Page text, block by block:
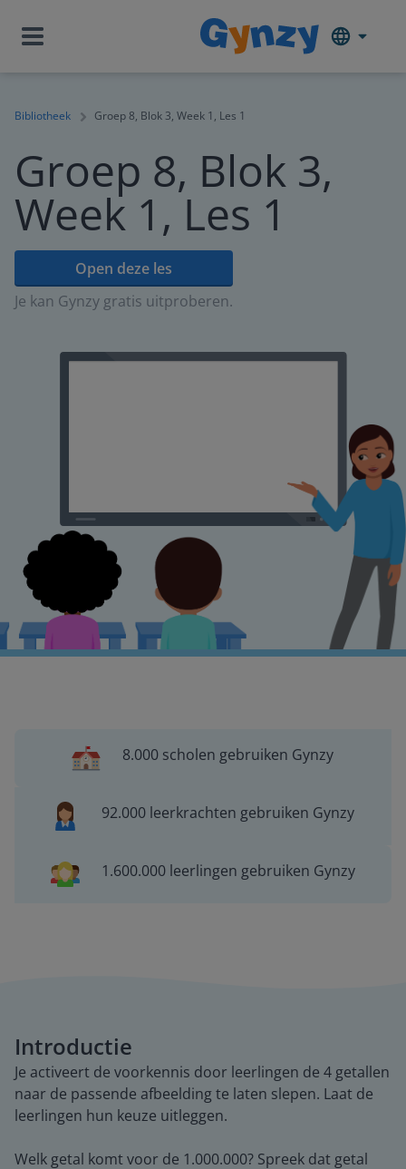
Bibliotheek Groep 8, Blok 3, Week 1, Les 1
Groep 8, Blok 3,
Week 1, Les 1
Open deze les
Je kan Gynzy gratis uitproberen.
8.000 scholen gebruiken Gynzy
92.000 leerkrachten gebruiken Gynzy
1.600.000 leerlingen gebruiken Gynzy
Introductie
Je activeert de voorkennis door leerlingen de 4 getallen
naar de passende afbeelding te laten slepen. Laat de
leerlingen hun keuze uitleggen.
Welk getal komt voor de 1.000.000? Spreek dat getal